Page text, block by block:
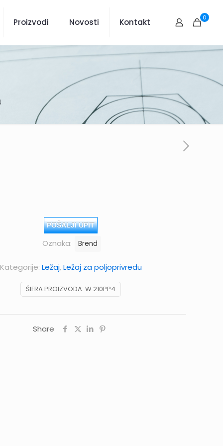
Proizvodi Novosti Kontakt 0
POŠALJI UPIT
ŠIFRA PROIZVODA: W 210PP4
Kategorije: Ležaj,Ležaj za poljoprivredu
Oznaka: Brend
Share